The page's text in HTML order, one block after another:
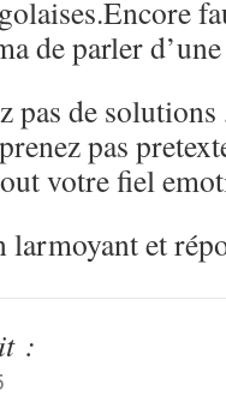
de parler
pas de
pas
votre fiel
larmoyant et
: